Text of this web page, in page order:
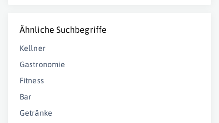
Ähnliche Suchbegriffe
Kellner
Gastronomie
Fitness
Bar
Getränke